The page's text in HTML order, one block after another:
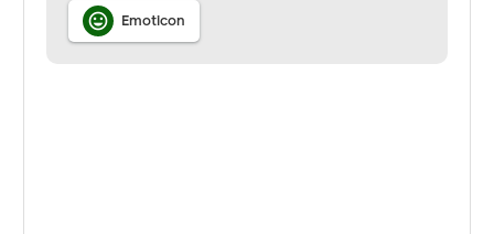
 Emoticon